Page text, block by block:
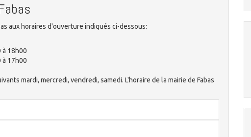
aux horaires d'ouverture indiqués ci-dessous:
à 18h00
à 17h00
mardi, mercredi, vendredi, samedi. L'horaire de la mairie de Fabas